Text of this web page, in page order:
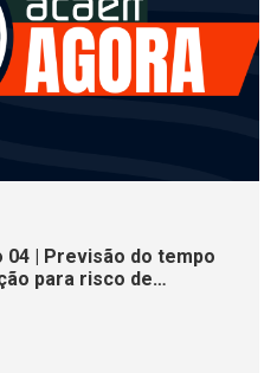
04 | Previsão do tempo
para risco de